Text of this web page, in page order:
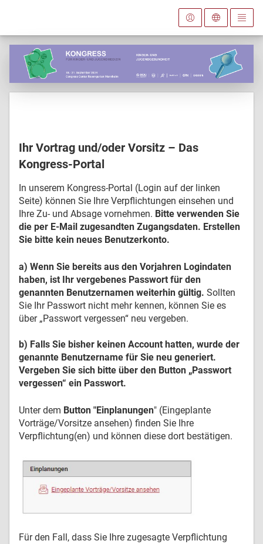
Ihr Vortrag und/oder Vorsitz – Das
Kongress-Portal
In unserem Kongress-Portal (Login auf der linken
Seite) können Sie Ihre Verpflichtungen einsehen und
Ihre Zu- und Absage vornehmen. Bitte verwenden Sie
die per E-Mail zugesandten Zugangsdaten. Erstellen
Sie bitte kein neues Benutzerkonto.
a) Wenn Sie bereits aus den Vorjahren Logindaten
haben, ist Ihr vergebenes Passwort für den
genannten Benutzernamen weiterhin gültig. Sollten
Sie Ihr Passwort nicht mehr kennen, können Sie es
über „Passwort vergessen“ neu vergeben.
b) Falls Sie bisher keinen Account hatten, wurde der
genannte Benutzername für Sie neu generiert.
Vergeben Sie sich bitte über den Button „Passwort
vergessen“ ein Passwort.
Unter dem Button "Einplanungen" (Eingeplante
Vorträge/Vorsitze ansehen) finden Sie Ihre
Verpflichtung(en) und können diese dort bestätigen.
Für den Fall, dass Sie Ihre zugesagte Verpflichtung